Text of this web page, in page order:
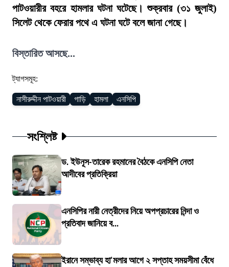
পাটওয়ারীর বহরে হামলার ঘটনা ঘটেছে। শুক্রবার (৩১ জুলাই)
সিলেট থেকে ফেরার পথে এ ঘটনা ঘটে বলে জানা গেছে।
বিস্তারিত আসছে...
ট্যাগসমূহ:
নাসীরুদ্দীন পাটওয়ারী গাড়ি হামলা এনসিপি
সংশ্লিষ্ট
ড. ইউনূস-তারেক রহমানের বৈঠকে এনসিপি নেতা
আদীবের প্রতিক্রিয়া
এনসিপির নারী নেত্রীদের নিয়ে অপপ্রচারের নিন্দা ও
প্রতিবাদ জানিয়ে ব...
ইরানে সম্ভাব্য হা'মলার আগে ২ সপ্তাহ সময়সীমা বেঁধে